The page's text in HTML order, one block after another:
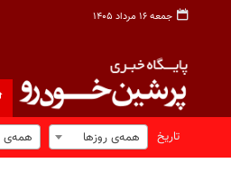
جمعه ۱۶ مرداد ۱۴۰۵
تاریخ همه‌ی روزها همه‌ی